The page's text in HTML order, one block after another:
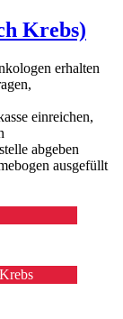
Krebs)
erhalten
einreichen,
abgeben
ausgefüllt